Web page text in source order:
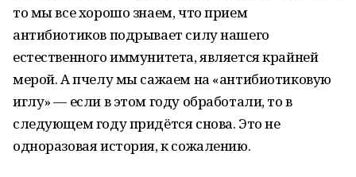
то мы все хорошо знаем, что прием
антибиотиков подрывает силу нашего
естественного иммунитета, является крайней
мерой. А пчелу мы сажаем на «антибиотиковую
иглу» — если в этом году обработали, то в
следующем году придётся снова. Это не
одноразовая история, к сожалению.